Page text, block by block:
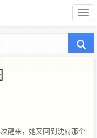
醒来，她又回到沈府那个